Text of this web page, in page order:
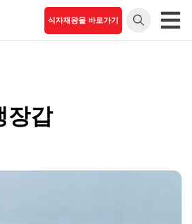
식자재왕몰 바로가기
장갑